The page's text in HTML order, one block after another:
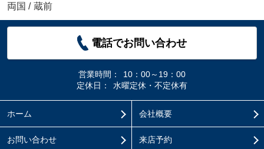
両国 / 蔵前
電話でお問い合わせ
営業時間：
10：00～19：00
定休日：
水曜定休・不定休有
ホーム 会社概要
お問い合わせ 来店予約